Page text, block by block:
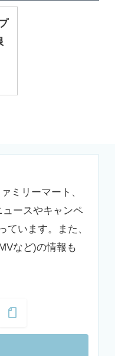
配合の香ばしいき
トッピングしたと
わいに仕上げ、さ